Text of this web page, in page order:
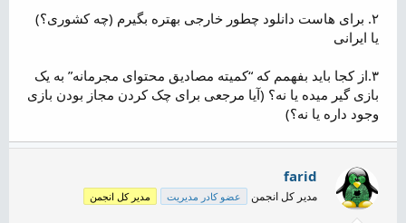
۲. برای هاست دانلود چطور خارجی بهتره بگیرم (چه کشوری؟)
یا ایرانی
۳.از کجا باید بفهمم که “کمیته مصادیق محتوای مجرمانه” به یک
بازی گیر میده یا نه؟ (آیا مرجعی برای چک کردن مجاز بودن بازی
وجود داره یا نه؟)
farid
مدیر کل انجمن عضو کادر مدیریت مدیر کل انجمن